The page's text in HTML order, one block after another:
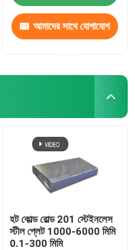
আমাদের সাথে যোগাযোগ
হট কোল্ড রোল্ড 201 স্টেইনলেস
স্টীল প্লেট 1000-6000 মিমি
0.1-300 মিমি